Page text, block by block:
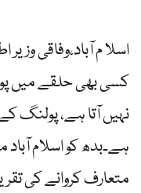
اسلا م آباد،وفاقی
کسی بھی حلقے میں
نہیں آتا ہے، پولنگ
ہے۔بدھ کو اسلام
متعارف کروانے کی